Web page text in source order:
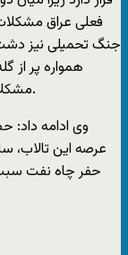
فعلی عراق
جنگ تحمیلی نیز
همواره پر از
مشکلات به وجود آمده برای تالاب بسیاری اهمیت دارد.
وی ادامه داد:
عرصه این تالاب،
حفر چاه نفت